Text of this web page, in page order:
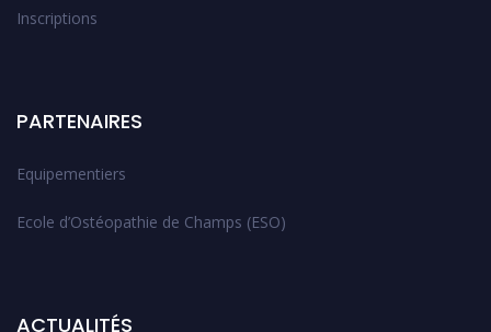
Inscriptions
PARTENAIRES
Equipementiers
Ecole d’Ostéopathie de Champs (ESO)
ACTUALITÉS